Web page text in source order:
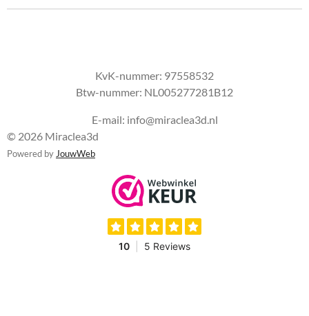
KvK-nummer: 97558532
Btw-nummer: NL005277281B12
E-mail: info@miraclea3d.nl
© 2026 Miraclea3d
Powered by JouwWeb